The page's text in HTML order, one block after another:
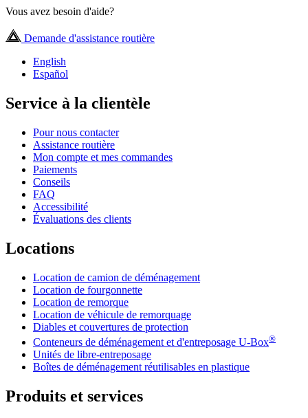
Vous avez besoin d'aide?
Demande d'assistance routière
English
Español
Service à la clientèle
Pour nous contacter
Assistance routière
Mon compte et mes commandes
Paiements
Conseils
FAQ
Accessibilité
Évaluations des clients
Locations
Location de camion de déménagement
Location de fourgonnette
Location de remorque
Location de véhicule de remorquage
Diables et couvertures de protection
Conteneurs de déménagement et d'entreposage U-Box®
Unités de libre-entreposage
Boîtes de déménagement réutilisables en plastique
Produits et services